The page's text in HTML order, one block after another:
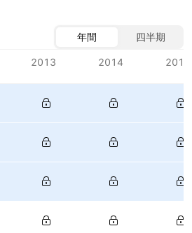
年間 四半期
2013 2014 2015